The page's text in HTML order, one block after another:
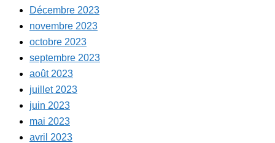
Décembre 2023
novembre 2023
octobre 2023
septembre 2023
août 2023
juillet 2023
juin 2023
mai 2023
avril 2023